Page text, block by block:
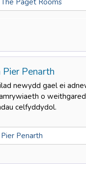
Paget Rooms
Penarth
newydd gael ei
o
celfyddydol.
Penarth